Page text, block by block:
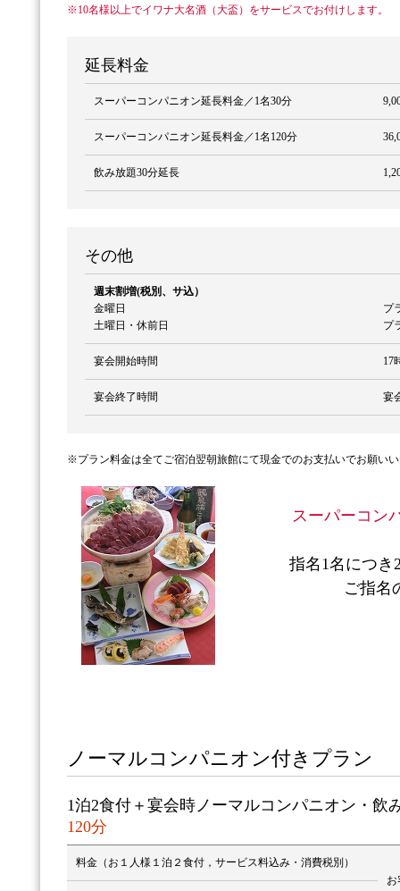
※10名様以上でイワナ大名酒（大盃）をサービスでお付けします。
延長料金
スーパーコンパニオン延長料金／1名30分
スーパーコンパニオン延長料金／1名120分
飲み放題30分延長
その他
週末割増(税別、サ込）
金曜日
土曜日・休前日
プ
プ
宴会開始時間 17
宴会終了時間 宴
※プラン料金は全てご宿泊翌朝旅館にて現金でのお支払いでお願い
スーパーコン
指名1名につき
ご指名
ノーマルコンパニオン付きプラン
1泊2食付＋宴会時ノーマルコンパニオン・飲
120分
料金（お１人様１泊２食付，サービス料込み・消費税別）
お